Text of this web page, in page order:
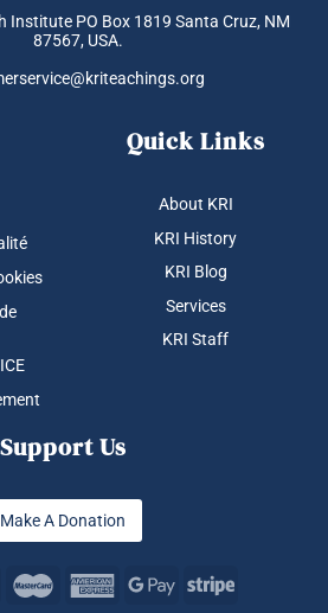
Institute PO Box 1819 Santa Cruz, NM
87567, USA.
Quick Links
About KRI
KRI History
KRI Blog
Services
KRI Staff
Support Us
Make A Donation